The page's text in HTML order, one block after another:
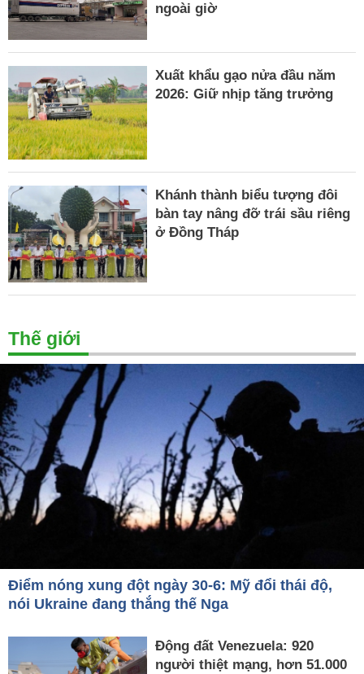
ngoài giờ
Xuất khẩu gạo nửa đầu năm
2026: Giữ nhịp tăng trưởng
Khánh thành biểu tượng đôi
bàn tay nâng đỡ trái sầu riêng
ở Đồng Tháp
Thế giới
Điểm nóng xung đột ngày 30-6: Mỹ đổi thái độ,
nói Ukraine đang thắng thế Nga
Động đất Venezuela: 920
người thiệt mạng, hơn 51.000